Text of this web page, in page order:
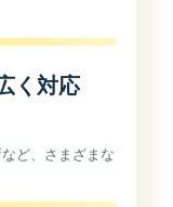
く対応
ど、さまざまな